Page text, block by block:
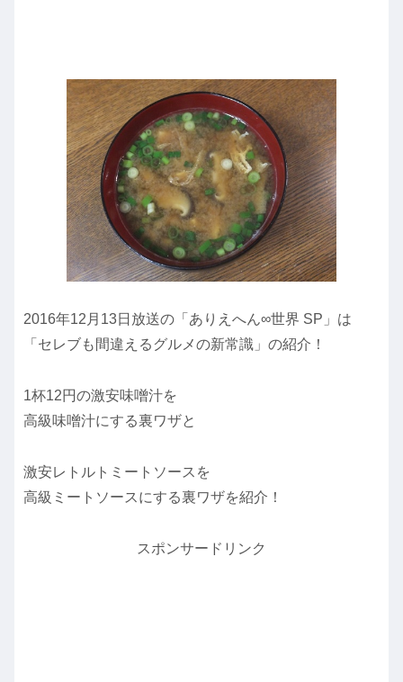
2016年12月13日放送の「ありえへん∞世界 SP」は
「セレブも間違えるグルメの新常識」の紹介！
1杯12円の激安味噌汁を
高級味噌汁にする裏ワザと
激安レトルトミートソースを
高級ミートソースにする裏ワザを紹介！
スポンサードリンク